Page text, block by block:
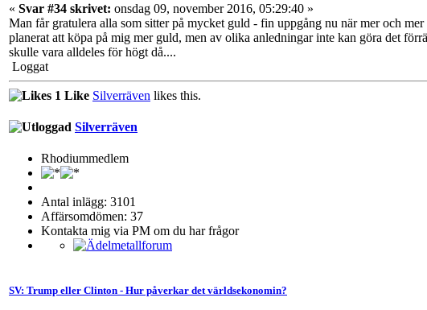
« Svar #34 skrivet: onsdag 09, november 2016, 05:29:40 »
Man får gratulera alla som sitter på mycket guld - fin uppgång nu när mer och
planerat att köpa på mig mer guld, men av olika anledningar inte kan göra det
skulle vara alldeles för högt då....
Loggat
1 Like Silverräven likes this.
Silverräven
Rhodiummedlem
Antal inlägg: 3101
Affärsomdömen: 37
Kontakta mig via PM om du har frågor
SV: Trump eller Clinton - Hur påverkar det världsekonomin?